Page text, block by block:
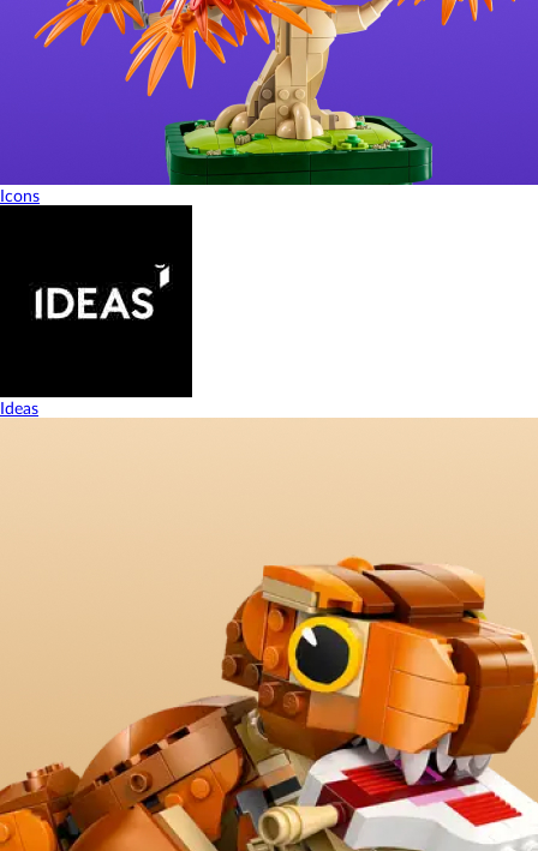
Icons
Ideas